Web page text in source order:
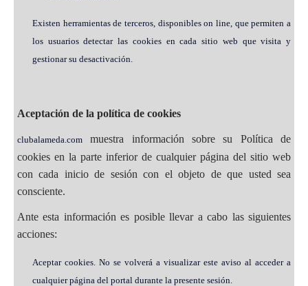
Existen herramientas de terceros, disponibles on line, que permiten a
los usuarios detectar las cookies en cada sitio web que visita y
gestionar su desactivación.
Aceptación de la política de cookies
clubalameda.com muestra información sobre su Política de
cookies en la parte inferior de cualquier página del sitio web
con cada inicio de sesión con el objeto de que usted sea
consciente.
Ante esta información es posible llevar a cabo las siguientes
acciones:
Aceptar cookies. No se volverá a visualizar este aviso al acceder a
cualquier página del portal durante la presente sesión.